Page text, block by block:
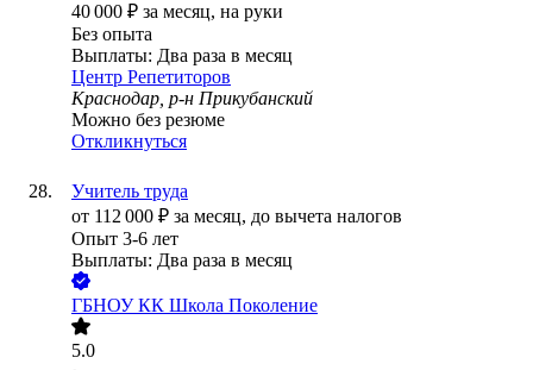
40 000 ₽ за месяц, на руки
Без опыта
Выплаты: Два раза в месяц
Центр Репетиторов
Краснодар, р-н Прикубанский
Можно без резюме
Откликнуться
Учитель труда
от 112 000 ₽ за месяц, до вычета налогов
Опыт 3-6 лет
Выплаты: Два раза в месяц
ГБНОУ КК Школа Поколение
5.0